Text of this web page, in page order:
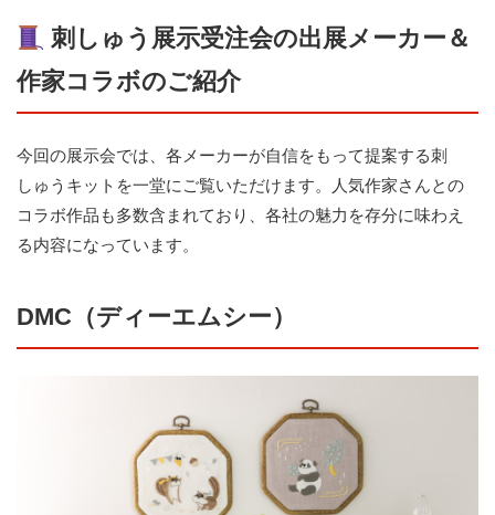
刺しゅう展示受注会の出展メーカー＆
作家コラボのご紹介
今回の展示会では、各メーカーが自信をもって提案する刺
しゅうキットを一堂にご覧いただけます。人気作家さんとの
コラボ作品も多数含まれており、各社の魅力を存分に味わえ
る内容になっています。
DMC（ディーエムシー）